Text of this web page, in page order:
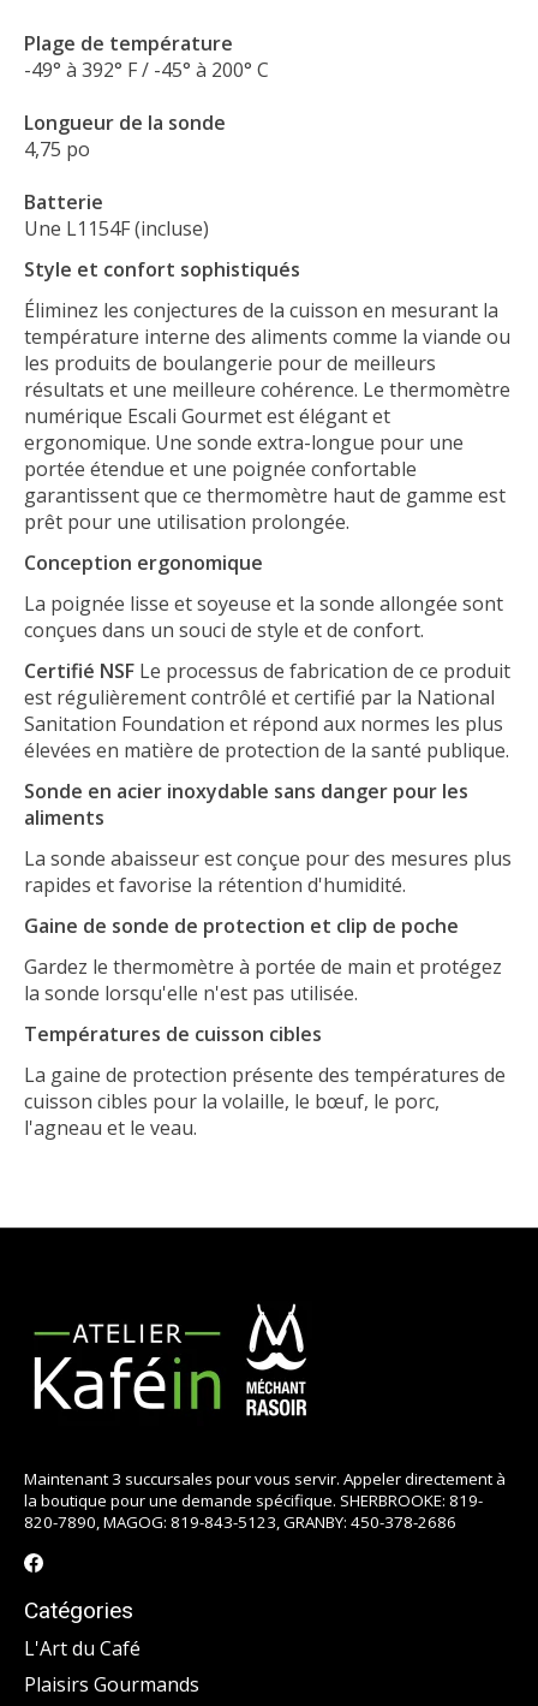
Plage de température
-49° à 392° F / -45° à 200° C
Longueur de la sonde
4,75 po
Batterie
Une L1154F (incluse)
Style et confort sophistiqués
Éliminez les conjectures de la cuisson en mesurant la
température interne des aliments comme la viande ou
les produits de boulangerie pour de meilleurs
résultats et une meilleure cohérence. Le thermomètre
numérique Escali Gourmet est élégant et
ergonomique. Une sonde extra-longue pour une
portée étendue et une poignée confortable
garantissent que ce thermomètre haut de gamme est
prêt pour une utilisation prolongée.
Conception ergonomique
La poignée lisse et soyeuse et la sonde allongée sont
conçues dans un souci de style et de confort.
Certifié NSF Le processus de fabrication de ce produit
est régulièrement contrôlé et certifié par la National
Sanitation Foundation et répond aux normes les plus
élevées en matière de protection de la santé publique.
Sonde en acier inoxydable sans danger pour les
aliments
La sonde abaisseur est conçue pour des mesures plus
rapides et favorise la rétention d'humidité.
Gaine de sonde de protection et clip de poche
Gardez le thermomètre à portée de main et protégez
la sonde lorsqu'elle n'est pas utilisée.
Températures de cuisson cibles
La gaine de protection présente des températures de
cuisson cibles pour la volaille, le bœuf, le porc,
l'agneau et le veau.
Maintenant 3 succursales pour vous servir. Appeler directement à
la boutique pour une demande spécifique. SHERBROOKE: 819-
820-7890, MAGOG: 819-843-5123, GRANBY: 450-378-2686
Catégories
L'Art du Café
Plaisirs Gourmands